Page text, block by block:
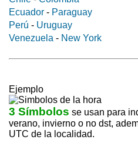
Ecuador - Paraguay
Perú - Uruguay
Venezuela - New York
Ejemplo
3 Símbolos se usan para
verano, invierno o no dst,
UTC de la localidad.